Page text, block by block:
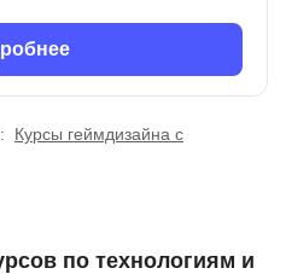
Курсы геймдизайна с
по технологиям и